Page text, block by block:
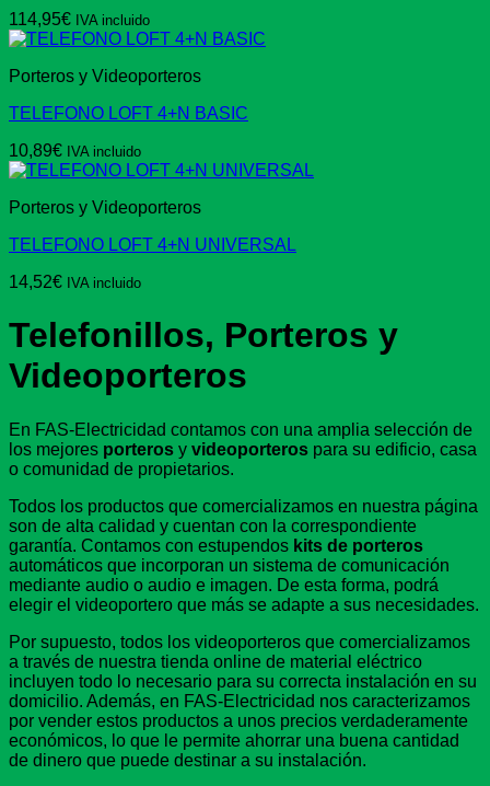
114,95€ IVA incluido
Porteros y Videoporteros
TELEFONO LOFT 4+N BASIC
10,89€ IVA incluido
Porteros y Videoporteros
TELEFONO LOFT 4+N UNIVERSAL
14,52€ IVA incluido
Telefonillos, Porteros y
Videoporteros
En FAS-Electricidad contamos con una amplia selección de
los mejores porteros y videoporteros para su edificio, casa
o comunidad de propietarios.
Todos los productos que comercializamos en nuestra página
son de alta calidad y cuentan con la correspondiente
garantía. Contamos con estupendos kits de porteros
automáticos que incorporan un sistema de comunicación
mediante audio o audio e imagen. De esta forma, podrá
elegir el videoportero que más se adapte a sus necesidades.
Por supuesto, todos los videoporteros que comercializamos
a través de nuestra tienda online de material eléctrico
incluyen todo lo necesario para su correcta instalación en su
domicilio. Además, en FAS-Electricidad nos caracterizamos
por vender estos productos a unos precios verdaderamente
económicos, lo que le permite ahorrar una buena cantidad
de dinero que puede destinar a su instalación.